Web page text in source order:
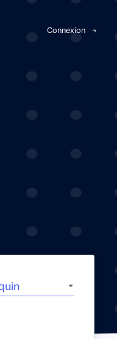
Connexion